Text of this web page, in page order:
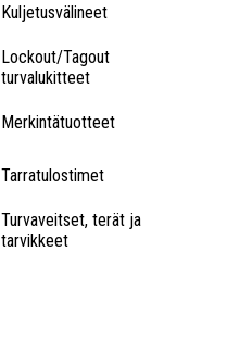
Kuljetusvälineet
Lockout/Tagout
turvalukitteet
Merkintätuotteet
Tarratulostimet
Turvaveitset, terät ja
tarvikkeet